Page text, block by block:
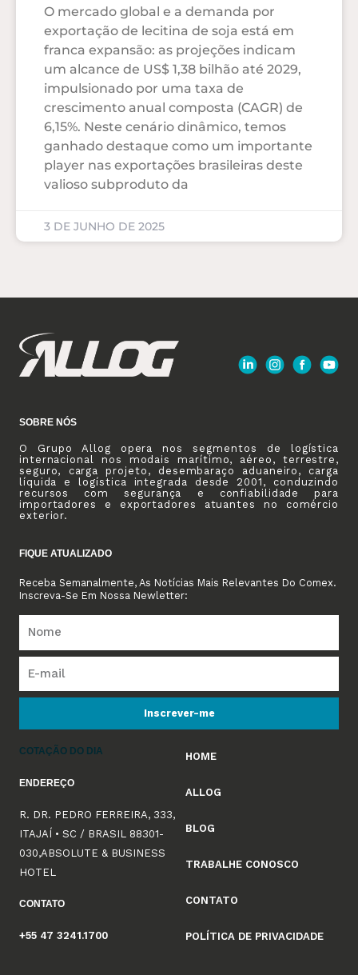
O mercado global e a demanda por
exportação de lecitina de soja está em
franca expansão: as projeções indicam
um alcance de US$ 1,38 bilhão até 2029,
impulsionado por uma taxa de
crescimento anual composta (CAGR) de
6,15%. Neste cenário dinâmico, temos
ganhado destaque como um importante
player nas exportações brasileiras deste
valioso subproduto da
3 DE JUNHO DE 2025
SOBRE NÓS
O Grupo Allog opera nos segmentos de logística
internacional nos modais marítimo, aéreo, terrestre,
seguro, carga projeto, desembaraço aduaneiro, carga
líquida e logística integrada desde 2001, conduzindo
recursos com segurança e confiabilidade para
importadores e exportadores atuantes no comércio
exterior.
FIQUE ATUALIZADO
Receba Semanalmente, As Notícias Mais Relevantes Do Comex.
Inscreva-Se Em Nossa Newletter:
Inscrever-me
COTAÇÃO DO DIA
ENDEREÇO
R. DR. PEDRO FERREIRA, 333,
ITAJAÍ • SC / BRASIL 88301-
030,ABSOLUTE & BUSINESS
HOTEL
CONTATO
+55 47 3241.1700
HOME
ALLOG
BLOG
TRABALHE CONOSCO
CONTATO
POLÍTICA DE PRIVACIDADE